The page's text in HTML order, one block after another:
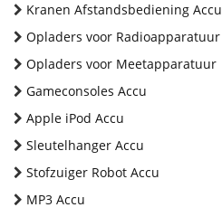
Kranen Afstandsbediening Accu
Opladers voor Radioapparatuur
Opladers voor Meetapparatuur
Gameconsoles Accu
Apple iPod Accu
Sleutelhanger Accu
Stofzuiger Robot Accu
MP3 Accu